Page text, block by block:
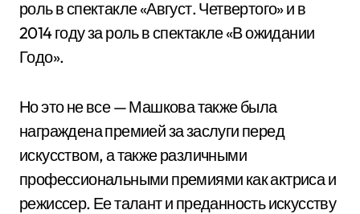
роль в спектакле «Август. Четвертого» и в
2014 году за роль в спектакле «В ожидании
Годо».
Но это не все — Машкова также была
награждена премией за заслуги перед
искусством, а также различными
профессиональными премиями как актриса и
режиссер. Ее талант и преданность искусству